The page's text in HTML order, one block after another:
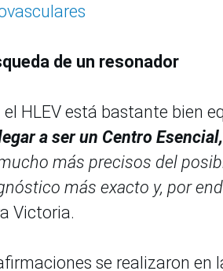
de un resonador
el HLEV está bastante bien
a ser un Centro
más precisos del
más exacto y, por
Victoria.
se realizaron en